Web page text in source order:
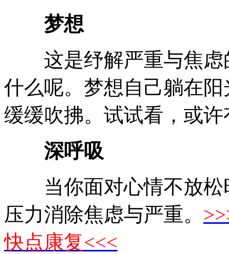
梦想
这是纾解严重与焦虑
什么呢。梦想自己躺在
缓缓吹拂。试试看，或
深呼吸
当你面对心情不放松
压力消除焦虑与严重。
快点康复<<<